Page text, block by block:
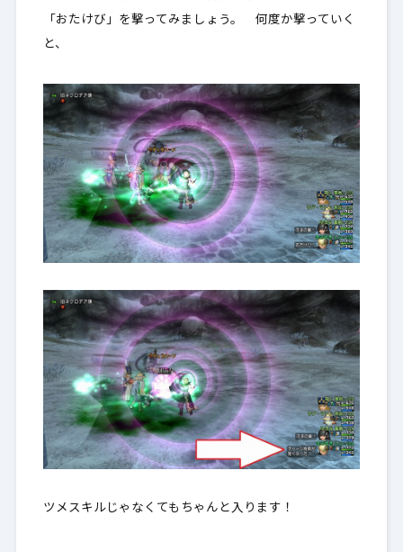
「おたけび」を撃ってみましょう。 何度か撃っていく
と、
ツメスキルじゃなくてもちゃんと入ります！